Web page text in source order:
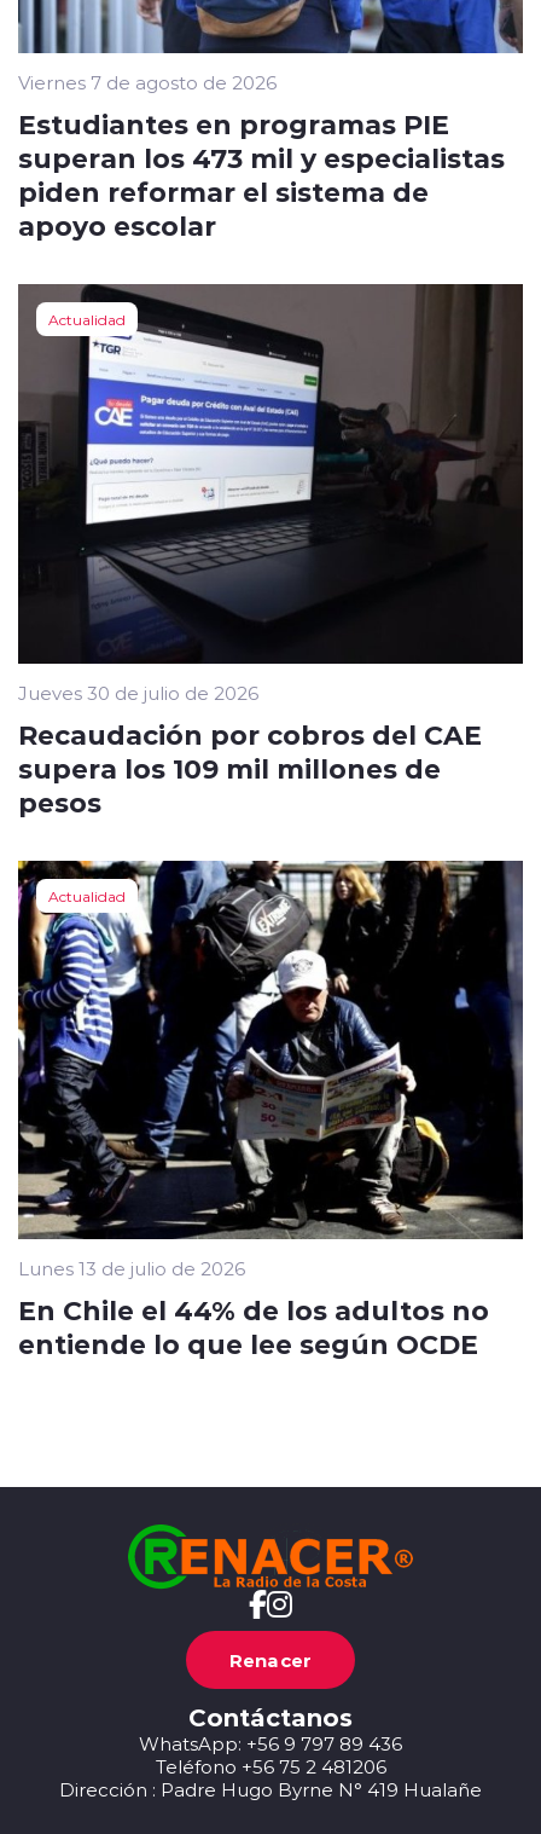
Viernes 7 de agosto de 2026
Estudiantes en programas PIE
superan los 473 mil y especialistas
piden reformar el sistema de
apoyo escolar
Actualidad
Jueves 30 de julio de 2026
Recaudación por cobros del CAE
supera los 109 mil millones de
pesos
Actualidad
Lunes 13 de julio de 2026
En Chile el 44% de los adultos no
entiende lo que lee según OCDE
Renacer
Contáctanos
WhatsApp: +56 9 797 89 436
Teléfono +56 75 2 481206
Dirección : Padre Hugo Byrne N° 419 Hualañe